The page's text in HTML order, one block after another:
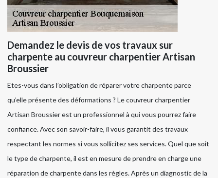
Demandez le devis de vos travaux sur
charpente au couvreur charpentier Artisan
Broussier
Etes-vous dans l’obligation de réparer votre charpente parce
qu’elle présente des déformations ? Le couvreur charpentier
Artisan Broussier est un professionnel à qui vous pourrez faire
confiance. Avec son savoir-faire, il vous garantit des travaux
respectant les normes si vous sollicitez ses services. Quel que soit
le type de charpente, il est en mesure de prendre en charge une
réparation de charpente dans les règles. Après un diagnostic de la